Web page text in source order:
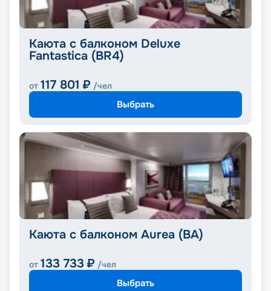
Каюта с балконом Deluxe
Fantastica (BR4)
от 117 801 ₽ /чел
Выбрать
Каюта с балконом Aurea (BA)
от 133 733 ₽ /чел
Выбрать